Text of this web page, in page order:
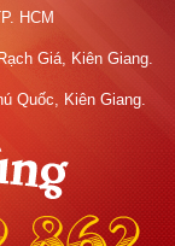
HCM
Giá, Kiên Giang.
Quốc, Kiên Giang.